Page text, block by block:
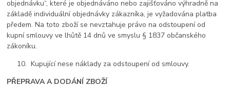
objednávku“, které je objednáváno nebo zajišťováno výhradně na
základě individuální objednávky zákazníka, je vyžadována platba
předem. Na toto zboží se nevztahuje právo na odstoupení od
kupní smlouvy ve lhůtě 14 dnů ve smyslu § 1837 občanského
zákoníku.
10. Kupující nese náklady za odstoupení od smlouvy.
PŘEPRAVA A DODÁNÍ ZBOŽÍ